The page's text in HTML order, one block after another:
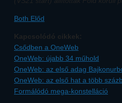
Both Előd
Kapcsolódó cikkek:
Csődben a OneWeb
OneWeb: újabb 34 műhold
OneWeb: az első adag
OneWeb: az első hat a több
Formálódó mega-konstelláció